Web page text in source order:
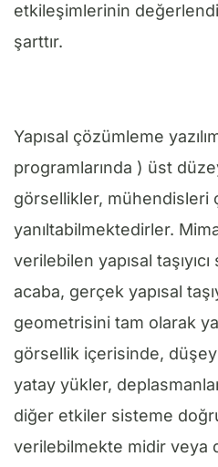
etkileşimlerinin
şarttır.
Yapısal çözümleme
programlarında ) üst
görsellikler, mühendisleri
yanıltabilmektedirler.
verilebilen yapısal
acaba, gerçek yapısal
geometrisini tam olarak
görsellik içerisinde,
yatay yükler,
diğer etkiler sisteme
verilebilmekte midir veya